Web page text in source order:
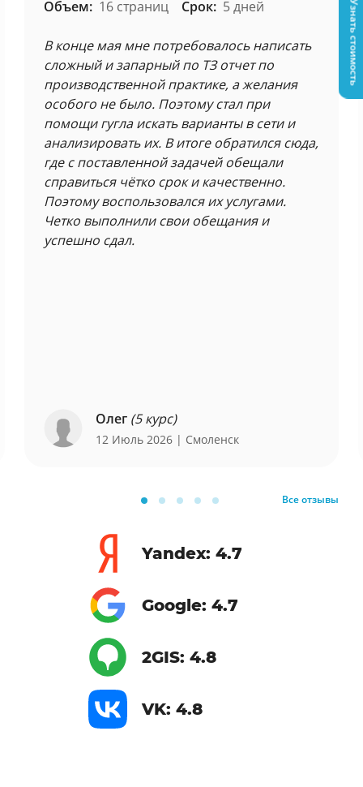
Объем: 16 страниц Срок: 5 дней
В конце мая мне потребовалось написать
сложный и запарный по ТЗ отчет по
производственной практике, а желания
особого не было. Поэтому стал при
помощи гугла искать варианты в сети и
анализировать их. В итоге обратился сюда,
где с поставленной задачей обещали
справиться чётко срок и качественно.
Поэтому воспользовался их услугами.
Четко выполнили свои обещания и
успешно сдал.
Олег (5 курс)
12 Июль 2026 | Смоленск
Все отзывы
Yandex: 4.7
Google: 4.7
2GIS: 4.8
VK: 4.8
Узнать стоимость